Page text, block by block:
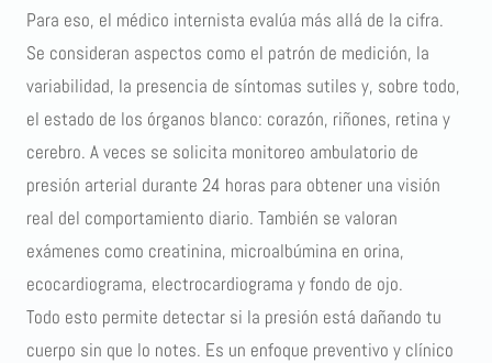
Para eso, el médico internista evalúa más allá de la cifra.
Se consideran aspectos como el patrón de medición, la
variabilidad, la presencia de síntomas sutiles y, sobre todo,
el estado de los órganos blanco: corazón, riñones, retina y
cerebro. A veces se solicita monitoreo ambulatorio de
presión arterial durante 24 horas para obtener una visión
real del comportamiento diario. También se valoran
exámenes como creatinina, microalbúmina en orina,
ecocardiograma, electrocardiograma y fondo de ojo.
Todo esto permite detectar si la presión está dañando tu
cuerpo sin que lo notes. Es un enfoque preventivo y clínico